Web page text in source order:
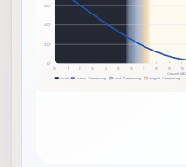
0°
20°
40°
60°
0 1 2 3 4 5 6 7 8 9 10
Nacht astron. Dämmerung naut. Dämmerung bürgerl. Dämmerung
Ortszeit